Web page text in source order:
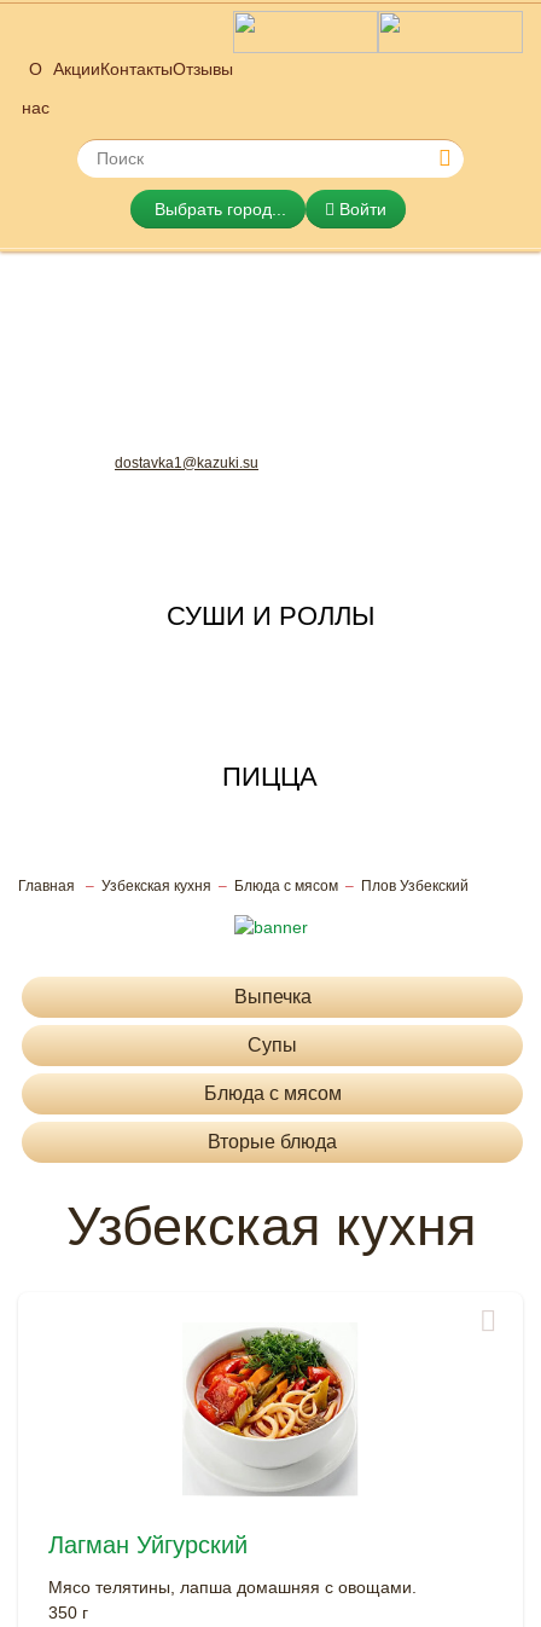
О
нас
АкцииКонтактыОтзывы
Выбрать город... Войти
кухня
dostavka1@kazuki.su
СУШИ И РОЛЛЫ
ПИЦЦА
Главная Узбекская кухня Блюда с мясом Плов Узбекский
Вкусные блюда узбекской кухни с
Выпечка
Супы
Блюда с мясом
Вторые блюда
Узбекская кухня
Лагман Уйгурский
Мясо телятины, лапша домашняя с овощами.
350 г